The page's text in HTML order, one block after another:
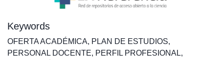
Keywords
OFERTA ACADÉMICA, PLAN DE ESTUDIOS,
PERSONAL DOCENTE, PERFIL PROFESIONAL,